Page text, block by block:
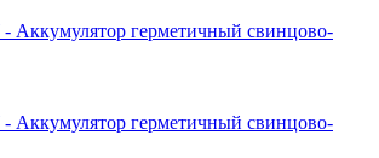
Аккумулятор герметичный свинцово-
Аккумулятор герметичный свинцово-